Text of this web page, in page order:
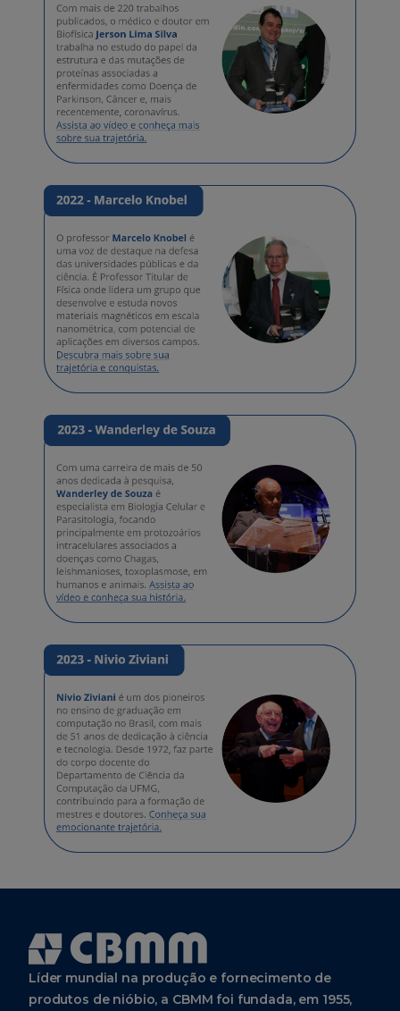
Líder mundial na produção e fornecimento de
produtos de nióbio, a CBMM foi fundada, em 1955,